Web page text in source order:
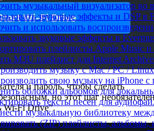
музыкальный визуализатор во
звуковые эффекты и DSP в
и использовать
звуковые эффекты в
плейлисты Apple Music
M3U плейлист для Internet
музыку с Mac / PC /
свою музыку на iPhone
обложки альбомов для
тексты песен для
музыкальную библиотеку
(ZIP) плейлисты, альбомы,
и пароль, чтобы сделать
но этот шаг
Wi-Fi Drive”.